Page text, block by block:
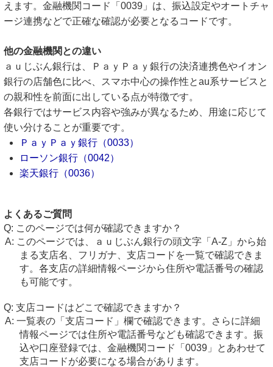
えます。金融機関コード「0039」は、振込設定やオートチャ
ージ連携などで正確な確認が必要となるコードです。
他の金融機関との違い
ａｕじぶん銀行は、ＰａｙＰａｙ銀行の決済連携色やイオン
銀行の店舗色に比べ、スマホ中心の操作性とau系サービスと
の親和性を前面に出している点が特徴です。
各銀行ではサービス内容や強みが異なるため、用途に応じて
使い分けることが重要です。
ＰａｙＰａｙ銀行（0033）
ローソン銀行（0042）
楽天銀行（0036）
よくあるご質問
このページでは何が確認できますか？
このページでは、ａｕじぶん銀行の頭文字「A-Z」から始
まる支店名、フリガナ、支店コードを一覧で確認できま
す。各支店の詳細情報ページから住所や電話番号の確認
も可能です。
支店コードはどこで確認できますか？
一覧表の「支店コード」欄で確認できます。さらに詳細
情報ページでは住所や電話番号なども確認できます。振
込や口座登録では、金融機関コード「0039」とあわせて
支店コードが必要になる場合があります。